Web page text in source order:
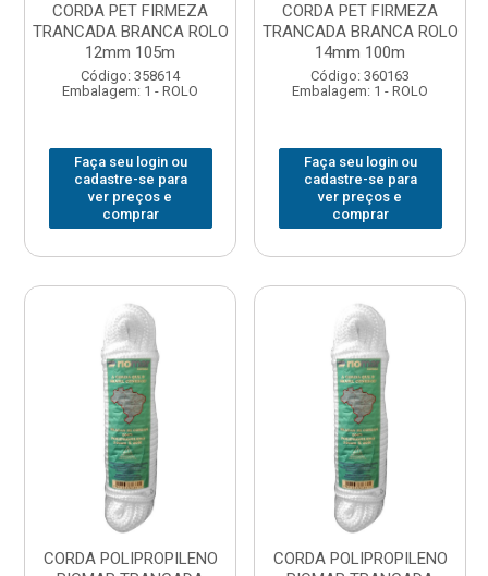
CORDA PET FIRMEZA
TRANCADA BRANCA ROLO
12mm 105m
Código: 358614
Embalagem: 1 - ROLO
Faça seu login ou
cadastre-se para
ver preços e
comprar
CORDA PET FIRMEZA
TRANCADA BRANCA ROLO
14mm 100m
Código: 360163
Embalagem: 1 - ROLO
Faça seu login ou
cadastre-se para
ver preços e
comprar
CORDA POLIPROPILENO
CORDA POLIPROPILENO